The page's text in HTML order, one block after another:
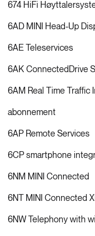
674 HiFi
6AD MINI Head-Up
6AE Teleservices
6AK ConnectedDrive
6AM Real Time Traffic
abonnement
6AP Remote Services
6CP smartphone
6NM MINI Connected
6NT MINI Connected
6NW Telephony with